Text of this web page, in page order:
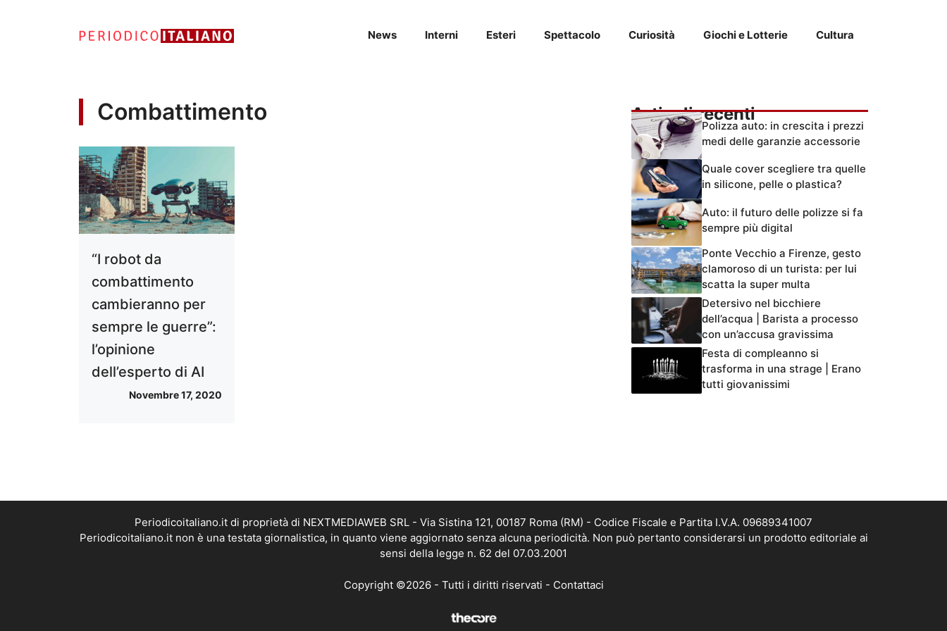
News Interni Esteri Spettacolo Curiosità Giochi e Lotterie Cultura
Combattimento
“I robot da
combattimento
cambieranno per
sempre le guerre”:
l’opinione
dell’esperto di AI
Novembre 17, 2020
Articoli recenti
Polizza auto: in crescita i prezzi
medi delle garanzie accessorie
Quale cover scegliere tra quelle
in silicone, pelle o plastica?
Auto: il futuro delle polizze si fa
sempre più digital
Ponte Vecchio a Firenze, gesto
clamoroso di un turista: per lui
scatta la super multa
Detersivo nel bicchiere
dell’acqua | Barista a processo
con un’accusa gravissima
Festa di compleanno si
trasforma in una strage | Erano
tutti giovanissimi
Periodicoitaliano.it di proprietà di NEXTMEDIAWEB SRL - Via Sistina 121, 00187 Roma (RM) - Codice Fiscale e Partita I.V.A. 09689341007
Periodicoitaliano.it non è una testata giornalistica, in quanto viene aggiornato senza alcuna periodicità. Non può pertanto considerarsi un prodotto editoriale ai
sensi della legge n. 62 del 07.03.2001
Copyright ©2026 - Tutti i diritti riservati - Contattaci